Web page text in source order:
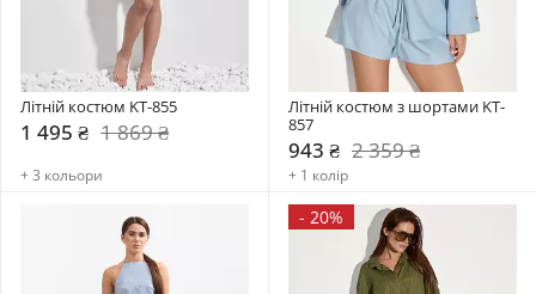
Літній костюм KT-855
1 495 ₴ 1 869 ₴
+ 3 кольори
Літній костюм з шортами KT-
857
943 ₴ 2 359 ₴
+ 1 колір
- 20%